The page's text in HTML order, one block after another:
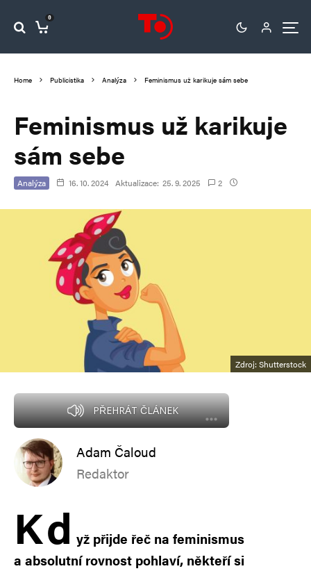
0
Home Publicistika Analýza Feminismus už karikuje sám sebe
Feminismus už karikuje
sám sebe
Analýza 16. 10. 2024 Aktualizace: 25. 9. 2025 2
Zdroj: Shutterstock
PŘEHRÁT ČLÁNEK
Adam Čaloud
Redaktor
Kd yž přijde řeč na feminismus
a absolutní rovnost pohlaví, někteří si